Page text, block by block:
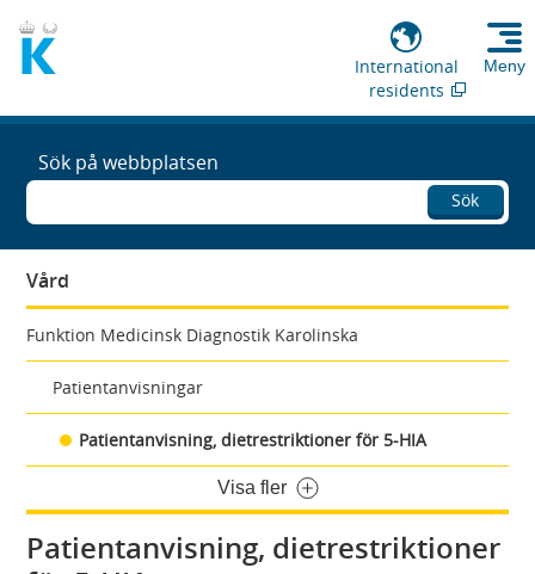
International
residents
Meny
Sök på webbplatsen
Sök
Vård
Funktion Medicinsk Diagnostik Karolinska
Patientanvisningar
Patientanvisning, dietrestriktioner för 5-HIA
Visa fler
Patientanvisning, dietrestriktioner